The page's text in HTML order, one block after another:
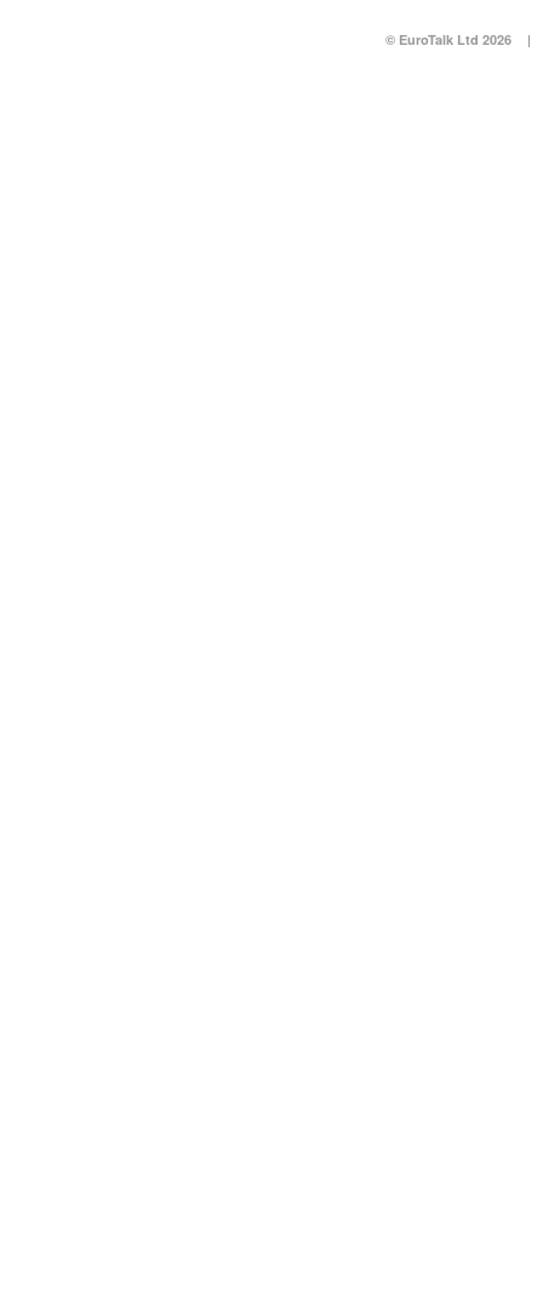
© EuroTalk Ltd 2026 |